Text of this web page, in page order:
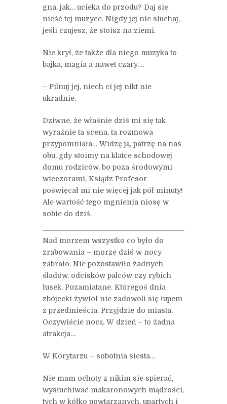
gna, jak… ucieka do przodu? Daj się
nieść tej muzyce. Nigdy jej nie słuchaj,
jeśli czujesz, że stoisz na ziemi.
Nie krył, że także dla niego muzyka to
bajka, magia a nawet czary….
– Pilnuj jej, niech ci jej nikt nie
ukradnie.
Dziwne, że właśnie dziś mi się tak
wyraźnie ta scena, ta rozmowa
przypomniała… Widzę ją, patrzę na nas
obu, gdy stoimy na klatce schodowej
domu rodziców, bo poza środowymi
wieczorami, Ksiądz Profesor
poświęcał mi nie więcej jak pół minuty!
Ale wartość tego mgnienia niosę w
sobie do dziś.
Nad morzem wszystko co było do
zrabowania – morze dziś w nocy
zabrało. Nie pozostawiło żadnych
śladów, odcisków palców czy rybich
łusek. Pozamiatane. Któregoś dnia
zbójecki żywioł nie zadowoli się łupem
z przedmieścia. Przyjdzie do miasta.
Oczywiście nocą. W dzień – to żadna
atrakcja…
W Korytarzu – sobotnia siesta…
Nie mam ochoty z nikim się spierać,
wysłuchiwać makaronowych mądrości,
tych w kółko powtarzanych, upartych i